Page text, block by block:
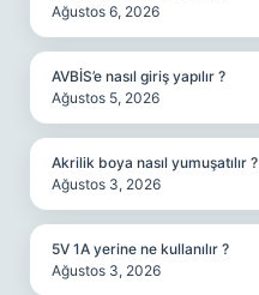
Ağustos 6, 2026
AVBİS’e nasıl giriş yapılır ?
Ağustos 5, 2026
Akrilik boya nasıl yumuşatılır ?
Ağustos 3, 2026
5V 1A yerine ne kullanılır ?
Ağustos 3, 2026